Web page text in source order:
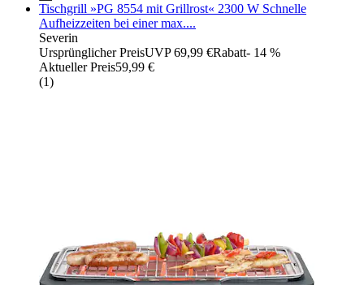
Tischgrill »PG 8554 mit Grillrost« 2300 W Schnelle
Aufheizzeiten bei einer max....
Severin
Ursprünglicher PreisUVP 69,99 €Rabatt- 14 %
Aktueller Preis59,99 €
(1)